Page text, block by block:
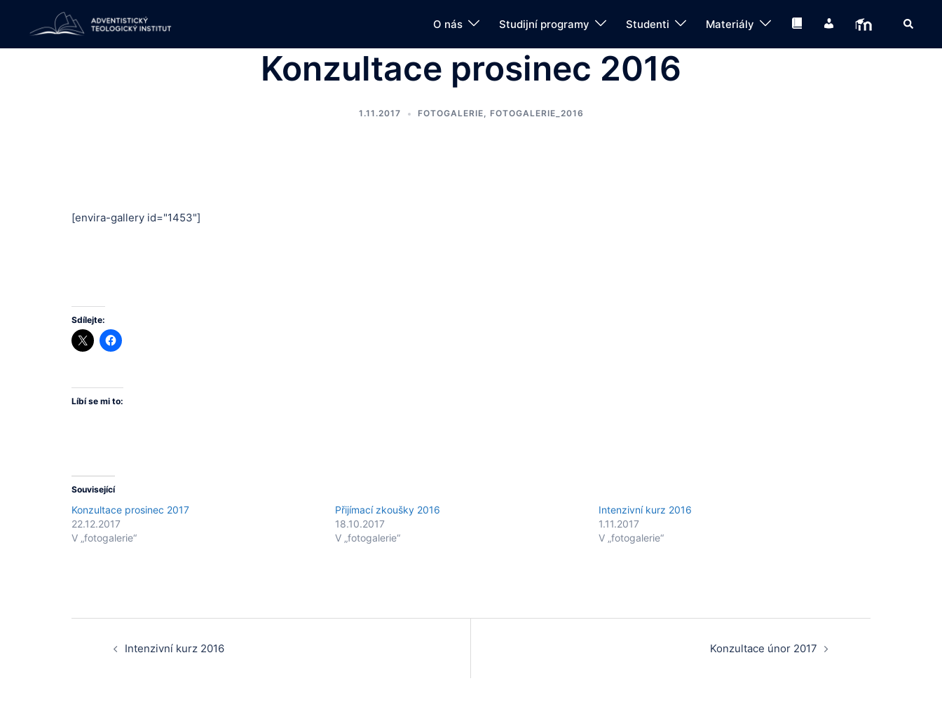
O nás Studijní programy Studenti Materiály Knihovna MoodleSearch
Konzultace prosinec 2016
1.11.2017 FOTOGALERIE, FOTOGALERIE_2016
[envira-gallery id="1453"]
Sdílejte:
Líbí se mi to:
Související
Konzultace prosinec 2017
22.12.2017
V „fotogalerie“
Přijímací zkoušky 2016
18.10.2017
V „fotogalerie“
Intenzivní kurz 2016
1.11.2017
V „fotogalerie“
Intenzivní kurz 2016 Konzultace únor 2017